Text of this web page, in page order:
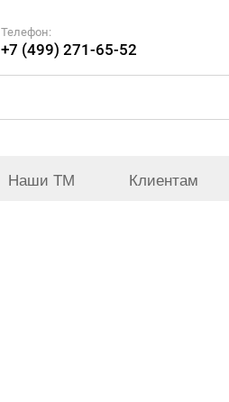
Телефон:
+7 (499) 271-65-52
Наши ТМ Клиентам